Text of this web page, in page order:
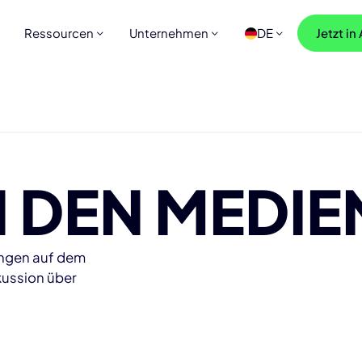
Ressourcen Unternehmen DE Jetzt in
DEN
auf dem
über